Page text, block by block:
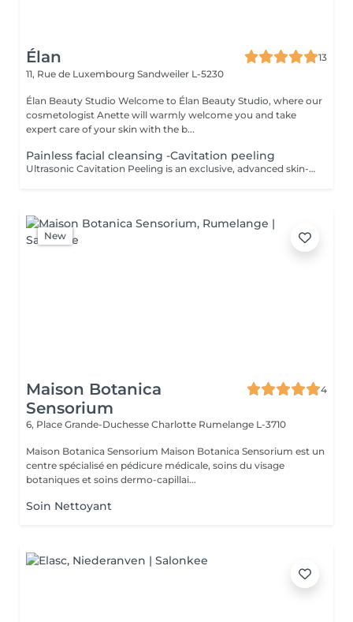
Élan
13
11, Rue de Luxembourg Sandweiler L-5230
Élan Beauty Studio Welcome to Élan Beauty Studio, where our
cosmetologist Anette will warmly welcome you and take
expert care of your skin with the b...
Painless facial cleansing -Cavitation peeling
Ultrasonic Cavitation Peeling is an exclusive, advanced skin-cleansing ritual that combines cutting-edge ultrasound technology with exceptionally gentle, luxury care. The treatment delivers deep purification, instant freshness, and a visible improvement in skin quality all without irritation or downtime. Using the phenomenon of ultrasonic cavitation, microscopic air bubbles effectively remove dead skin cells, excess sebum, and impurities from the skin's surface. The result is a complexion that feels silky-smooth, perfectly cleansed, and naturally radiant. At the same time, the treatment stimulates microcirculation and supports the skin's natural regenerative processes. The Luxury Effect on Your Skin deeply cleansed, fresh, and luminous skin smoother, more refined skin texture reduced appearance of pores diminished blackheads and congestion improved firmness and elasticity enhanced absorption of active ingredients Indications skin in need of deep yet gentle cleansing sensitive and couperose-prone skin oily, combination, and problematic skin excess sebum and environmental impurities dull complexion and loss of radiance preparation of the skin for advanced skincare treatments Contraindications pregnancy pacemaker or metal implants cancer or active oncological conditions active skin inflammation or infection epilepsy recent skin damage or open wounds thrombosis The treatment is painless, comfortable, and deeply relaxing, making it an ideal luxury event-ready facial or a refined addition to an exclusive skincare program. For optimal and long-lasting results, a personalized treatment series is recommended.
New
Maison Botanica
Sensorium
4
6, Place Grande-Duchesse Charlotte Rumelange L-3710
Maison Botanica Sensorium Maison Botanica Sensorium est un
centre spécialisé en pédicure médicale, soins du visage
botaniques et soins dermo-capillai...
Soin Nettoyant